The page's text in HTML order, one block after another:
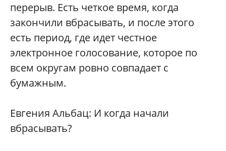
перерыв. Есть четкое время, когда
закончили вбрасывать, и после этого
есть период, где идет честное
электронное голосование, которое по
всем округам ровно совпадает с
бумажным.
Евгения Альбац: И когда начали
вбрасывать?